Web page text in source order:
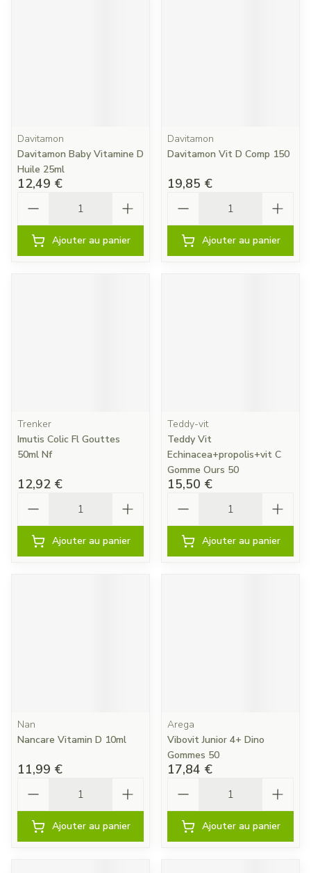
Davitamon
Davitamon Baby Vitamine D
Huile 25ml
12,49 €
Ajouter au panier
Davitamon
Davitamon Vit D Comp 150
19,85 €
Ajouter au panier
Trenker
Imutis Colic Fl Gouttes
50ml Nf
12,92 €
Ajouter au panier
Teddy-vit
Teddy Vit
Echinacea+propolis+vit C
Gomme Ours 50
15,50 €
Ajouter au panier
Nan
Nancare Vitamin D 10ml
11,99 €
Ajouter au panier
Arega
Vibovit Junior 4+ Dino
Gommes 50
17,84 €
Ajouter au panier